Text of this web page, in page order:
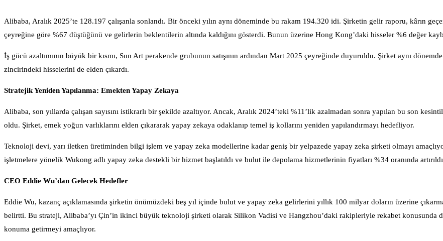
Alibaba, Aralık 2025’te 128.197 çalışanla sonlandı. Bir önceki yılın aynı döneminde bu rakam 194.320 idi. Şirketin gelir raporu, kârın
çeyreğine göre %67 düştüğünü ve gelirlerin beklentilerin altında kaldığını gösterdi. Bunun üzerine Hong Kong’daki hisseler %6 değer
İş gücü azaltımının büyük bir kısmı, Sun Art perakende grubunun satışının ardından Mart 2025 çeyreğinde duyuruldu. Şirket aynı
zincirindeki hisselerini de elden çıkardı.
Stratejik Yeniden Yapılanma: Emekten Yapay Zekaya
Alibaba, son yıllarda çalışan sayısını istikrarlı bir şekilde azaltıyor. Ancak, Aralık 2024’teki %11’lik azalmadan sonra yapılan bu son
oldu. Şirket, emek yoğun varlıklarını elden çıkararak yapay zekaya odaklanıp temel iş kollarını yeniden yapılandırmayı hedefliyor.
Teknoloji devi, yarı iletken üretiminden bilgi işlem ve yapay zeka modellerine kadar geniş bir yelpazede yapay zeka şirketi olmayı
işletmelere yönelik Wukong adlı yapay zeka destekli bir hizmet başlatıldı ve bulut ile depolama hizmetlerinin fiyatları %34 oranında
CEO Eddie Wu’dan Gelecek Hedefler
Eddie Wu, kazanç açıklamasında şirketin önümüzdeki beş yıl içinde bulut ve yapay zeka gelirlerini yıllık 100 milyar doların üzerine
belirtti. Bu strateji, Alibaba’yı Çin’in ikinci büyük teknoloji şirketi olarak Silikon Vadisi ve Hangzhou’daki rakipleriyle rekabet konusunda
konuma getirmeyi amaçlıyor.